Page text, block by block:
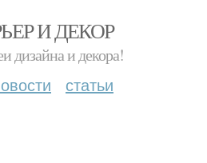
И ДЕКОР
дизайна и декора!
статьи